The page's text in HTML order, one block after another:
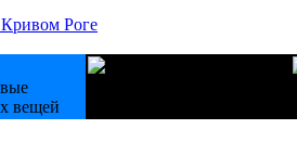
Роге
вещей